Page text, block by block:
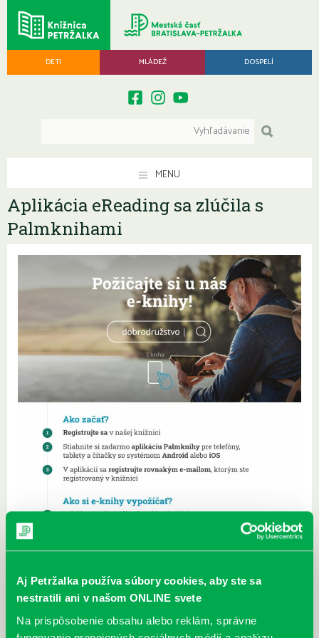
Aj Petržalka používa súbory cookies, aby ste sa
nestratili ani v našom ONLINE svete
Na prispôsobenie obsahu alebo reklám, správne
DETI MLÁDEŽ DOSPELÍ
MENU
Aplikácia eReading sa zlúčila s
Palmknihami